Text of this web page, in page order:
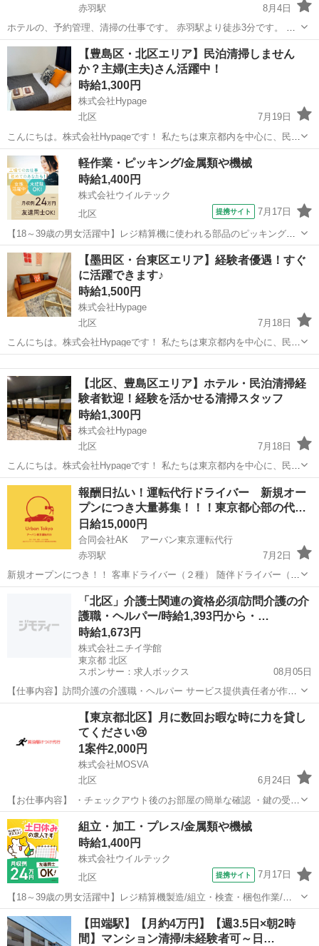
赤羽駅
8月4日
ホテルの、予約管理、清掃の仕事です。 赤羽駅より徒歩3分です。 主
に外国人のお客様です。 お客様がチェックアウト後の客室清掃のお仕
事です。 シーツ交換、ごみ回収、バストイレの清掃等です。 未経験の
方でも丁寧...
東京 北区 赤羽駅 その他 ゲストハウス
【豊島区・北区エリア】民泊清掃しません
か？主婦(主夫)さん活躍中！
時給1,300円
株式会社Hypage
北区
7月19日
こんにちは。株式会社Hypageです！ 私たちは東京都内を中心に、民
泊・ホテルの清掃を行っています。 「ただ清掃する」のではなく、お
客様が気持ちよく過ごせる空間づくりを 大切にしています。 現在、管
理物件の増...
東京 北区 その他 近隣
軽作業・ピッキング/金属類や機械
時給1,400円
株式会社ウイルテック
北区
提携サイト 7月17日
【18～39歳の男女活躍中】レジ精算機に使われる部品のピッキング作
業/年間休日128日2026年度末に守谷市に工場移転予定あり 日勤土日祝
休み髪色自由ピアスOK 部品ピッキング軽作業 未経験歓迎 お仕事につ
いて 年々右肩上...
東京 北区 その他
【墨田区・台東区エリア】経験者優遇！すぐ
に活躍できます♪
時給1,500円
株式会社Hypage
北区
7月18日
こんにちは。株式会社Hypageです！ 私たちは東京都内を中心に、民
泊・ホテルの清掃を行っています。 「ただ清掃する」のではなく、お
客様が気持ちよく過ごせる空間づくりを 大切にしています。 現在、管
理物件の増...
【北区、豊島区エリア】ホテル・民泊清掃経
験者歓迎！経験を活かせる清掃スタッフ
時給1,300円
株式会社Hypage
北区
7月18日
こんにちは。株式会社Hypageです！ 私たちは東京都内を中心に、民
泊・ホテルの清掃を行っています。 「ただ清掃する」のではなく、お
客様が気持ちよく過ごせる空間づくりを 大切にしています。 現在、管
理物件の増...
東京 北区 その他 スタッフ
報酬日払い！運転代行ドライバー 新規オー
プンにつき大量募集！！！東京都心部の代…
日給15,000円
合同会社AK アーバン東京運転代行
赤羽駅
7月2日
新規オープンにつき！！ 客車ドライバー（２種） 随伴ドライバー（１
種） 大量募集中です！ みんなでガッツリ稼ぎま笑！ 客車ドライバー
（２種）15,000円〜25,000円以上可能！ 随伴ドライバー（１種）...
赤羽駅 その他 ハイヤー
「北区」介護士関連の資格必須/訪問介護の介
護職・ヘルパー/時給1,393円から・…
時給1,673円
株式会社ニチイ学館
東京都 北区
スポンサー：求人ボックス
08月05日
【仕事内容】訪問介護の介護職・ヘルパー サービス提供責任者が作成
した訪問介護計画書をもとに決められた内容と時間でサービス提供す
るお仕事です。 業務内容は、在宅での生活を支えるために必要な生活
支援(調理・洗濯・生活必需品の買い物、掃...
アルバイト・パート
【東京都北区】月に数回お暇な時に力を貸し
てください😢
1案件2,000円
株式会社MOSVA
北区
6月24日
【お仕事内容】 ・チェックアウト後のお部屋の簡単な確認 ・鍵の受け
渡しやサポート ・忘れ物やちょっとした設備トラブルの確認対応 特別
なスキルは必要ありません。未経験の方でも安心して始められるお仕
事です。 【募集...
東京 北区 その他 近隣
組立・加工・プレス/金属類や機械
時給1,400円
株式会社ウイルテック
北区
提携サイト 7月17日
【18～39歳の男女活躍中】レジ精算機製造/組立・検査・梱包作業/年
間休日128日2026年度末に守谷市に工場移転予定あり 未経験歓迎精算
機製造検査梱包 日勤土日祝休み長期連休あり 軽作業 お仕事について
ATMやセルフレ...
東京 北区 その他
【田端駅】【月約4万円】【週3.5日×朝2時
間】マンション清掃/未経験者可～日…